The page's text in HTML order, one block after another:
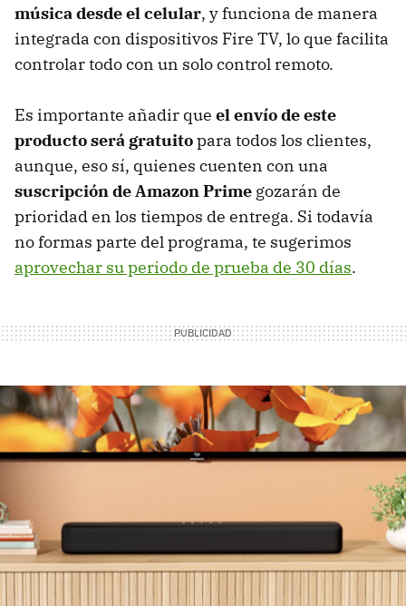
música desde el celular, y funciona de manera
integrada con dispositivos Fire TV, lo que facilita
controlar todo con un solo control remoto.
Es importante añadir que el envío de este
producto será gratuitopara todos los clientes,
aunque, eso sí, quienes cuenten con una
suscripción de Amazon Prime gozarán de
prioridad en los tiempos de entrega. Si todavía
no formas parte del programa, te sugerimos
aprovechar su periodo de prueba de 30 días.